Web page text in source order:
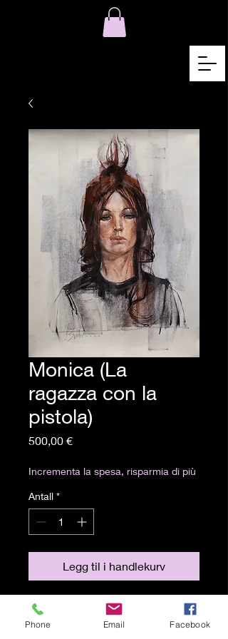
Monica (La
ragazza con la
pistola)
500,00 €Pris
Incrementa la spesa, risparmia di più
Antall *
Legg til i handlekurv
Artista: Sergio Bargagliotti)
Tecnica: carboncino e pastelli
Phone Email Facebook